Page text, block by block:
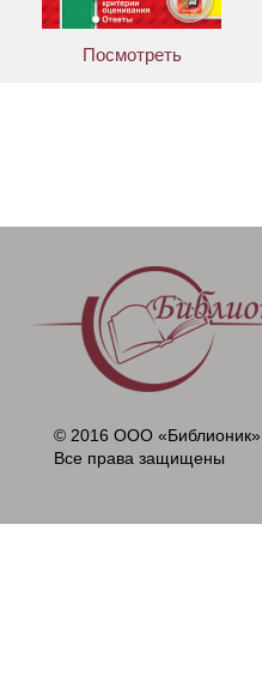
Посмотреть
© 2016 ООО «Библионик»
Все права защищены